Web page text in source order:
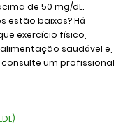
de 50 mg/dL.
estão baixos? Há
exercício físico,
saudável e,
consulte um profissional